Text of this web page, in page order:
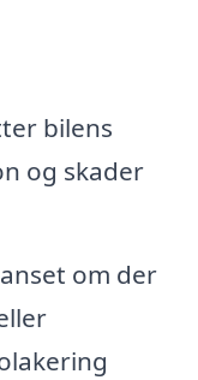
bilens
og skader
om der